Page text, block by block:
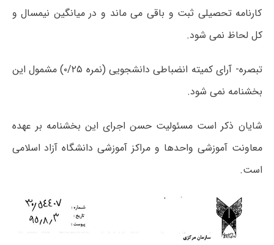
کارنامه تحصیلی ثبت و باقی می ماند و در میانگین نیمسال و
کل لحاظ نمی شود.
تبصره- آرای کمیته انضباطی دانشجویی (نمره ۰/۲۵) مشمول این
بخشنامه نمی شود.
شایان ذکر است مسئولیت حسن اجرای این بخشنامه بر عهده
معاونت آموزشی واحدها و مراکز آموزشی دانشگاه آزاد اسلامی
است.